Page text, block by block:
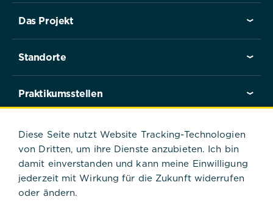
Das Projekt
Standorte
Praktikumsstellen
Praktikant*innen berichten
Startseite Praktikant*innen berichten
Diese Seite nutzt Website Tracking-Technologien
von Dritten, um ihre Dienste anzubieten. Ich bin
damit einverstanden und kann meine Einwilligung
jederzeit mit Wirkung für die Zukunft widerrufen
oder ändern.
Impressum